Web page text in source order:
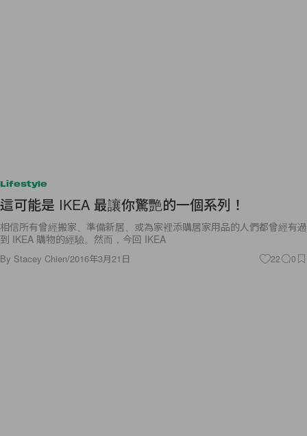
Lifestyle
這可能是 IKEA 最讓你驚艷的一個系列！
相信所有曾經搬家、準備新居、或為家裡添購居家用品的人們都曾經有過
到 IKEA 購物的經驗。然而，今回 IKEA
By Stacey Chien/2016年3月21日 22 0